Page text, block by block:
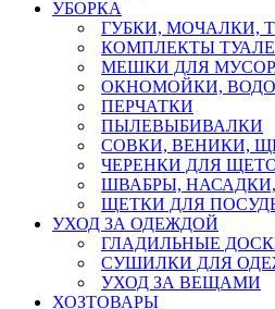
УБОРКА
ГУБКИ, МОЧАЛКИ,
КОМПЛЕКТЫ
МЕШКИ ДЛЯ
ОКНОМОЙКИ,
ПЕРЧАТКИ
ПЫЛЕВЫБИВАЛКИ
СОВКИ, ВЕНИКИ,
ЧЕРЕНКИ ДЛЯ
ШВАБРЫ,
ЩЕТКИ ДЛЯ
УХОД ЗА ОДЕЖДОЙ
ГЛАДИЛЬНЫЕ
СУШИЛКИ ДЛЯ
УХОД ЗА ВЕЩАМИ
ХОЗТОВАРЫ